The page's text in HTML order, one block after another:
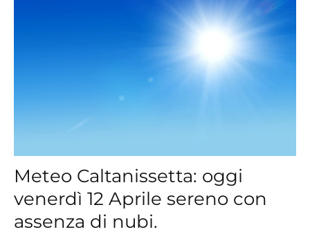
Meteo Caltanissetta: oggi
venerdì 12 Aprile sereno con
assenza di nubi.